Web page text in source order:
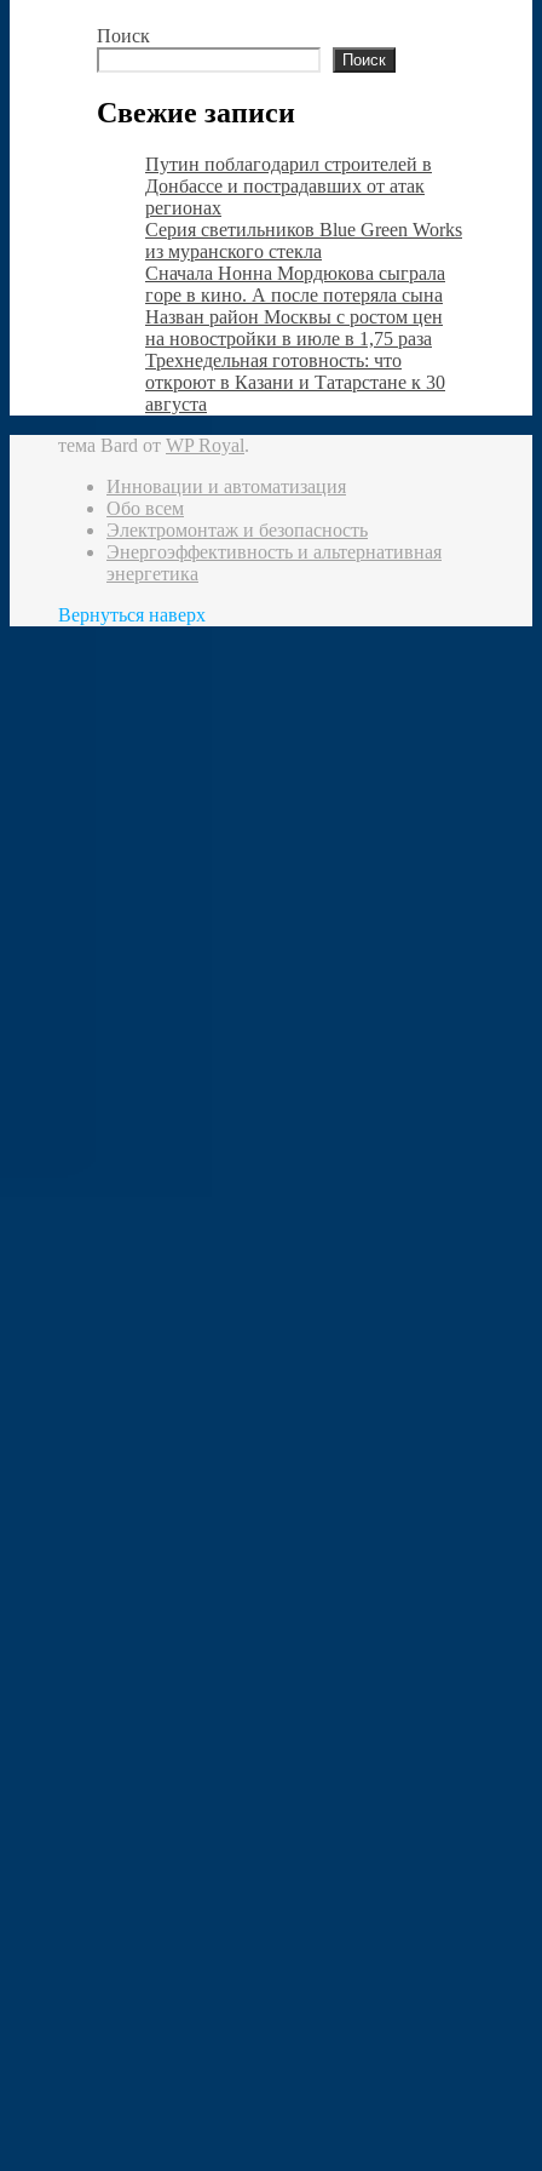
Поиск
Поиск
Свежие записи
Путин поблагодарил строителей в
Донбассе и пострадавших от атак
регионах
Серия светильников Blue Green Works
из муранского стекла
Сначала Нонна Мордюкова сыграла
горе в кино. А после потеряла сына
Назван район Москвы с ростом цен
на новостройки в июле в 1,75 раза
Трехнедельная готовность: что
откроют в Казани и Татарстане к 30
августа
тема Bard от WP Royal.
Инновации и автоматизация
Обо всем
Электромонтаж и безопасность
Энергоэффективность и альтернативная
энергетика
Вернуться наверх